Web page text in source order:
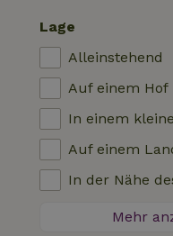
Internet
Ofen
Grill
Heizung
Kinderstuhl
Landhaus
Chalet
Villa
Glamping
Blockhütte
Unterkunft
Wohnmobil
Lage
Alleinstehend
Auf einem Hof
In einem
Auf einem
In der Nähe
Mehr